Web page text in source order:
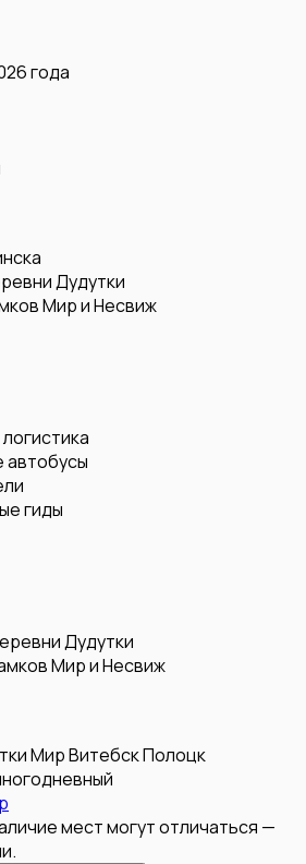
года
Дудутки
Мир и Несвиж
гиды
Дудутки
Мир и Несвиж
МирВитебскПолоцк
мест могут отличаться —